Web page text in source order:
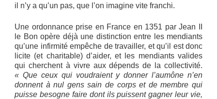
il n’y a qu’un pas, que l’on imagine vite franchi.
Une ordonnance prise en France en 1351 par Jean II
le Bon opère déjà une distinction entre les mendiants
qu’une infirmité empêche de travailler, et qu’il est donc
licite (et charitable) d’aider, et les mendiants valides
qui cherchent à vivre aux dépends de la collectivité.
« Que ceux qui voudraient y donner l’aumône n’en
donnent à nul gens sain de corps et de membre qui
puisse besogne faire dont ils puissent gagner leur vie,